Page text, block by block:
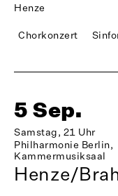
Henze
Chorkonzert
5 Sep.
Samstag, 21 Uhr
Philharmonie Berlin,
Kammermusiksaal
Henze/